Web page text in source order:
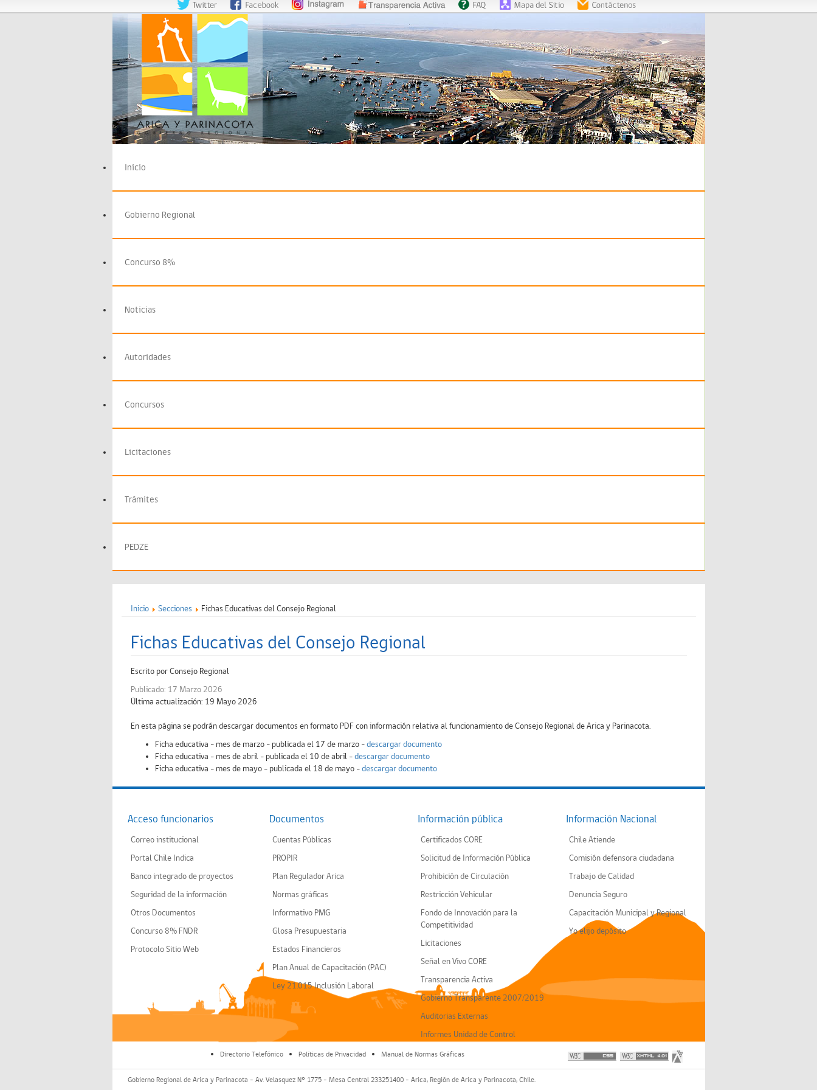
Inicio
Gobierno Regional
Concurso 8%
Noticias
Autoridades
Concursos
Licitaciones
Trámites
PEDZE
Inicio Secciones Fichas Educativas del Consejo Regional
Fichas Educativas del Consejo Regional
Escrito porConsejo Regional
Publicado: 17 Marzo 2026
Última actualización: 19 Mayo 2026
En esta página se podrán descargar documentos en formato PDF con información relativa al funcionamiento de Consejo Regional de Arica y Parinacota.
Ficha educativa - mes de marzo - publicada el 17 de marzo -descargar documento
Ficha educativa - mes de abril - publicada el 10 de abril -descargar documento
Ficha educativa - mes de mayo - publicada el 18 de mayo -descargar documento
Acceso funcionarios
Correo institucional
Portal Chile Indica
Banco integrado de proyectos
Seguridad de la información
Otros Documentos
Concurso 8% FNDR
Protocolo Sitio Web
Documentos
Cuentas Públicas
PROPIR
Plan Regulador Arica
Normas gráficas
Informativo PMG
Glosa Presupuestaria
Estados Financieros
Plan Anual de Capacitación (PAC)
Ley 21.015 Inclusión Laboral
Información pública
Certificados CORE
Solicitud de Información Pública
Prohibición de Circulación
Restricción Vehicular
Fondo de Innovación para la
Competitividad
Licitaciones
Señal en Vivo CORE
Transparencia Activa
Gobierno Transparente 2007/2019
Auditorias Externas
Informes Unidad de Control
Información Nacional
Chile Atiende
Comisión defensora ciudadana
Trabajo de Calidad
Denuncia Seguro
Capacitación Municipal y Regional
Yo elijo depósito
Directorio Telefónico Políticas de Privacidad Manual de Normas Gráficas
Gobierno Regional de Arica y Parinacota - Av. Velasquez Nº 1775 - Mesa Central 233251400 - Arica, Región de Arica y Parinacota, Chile.